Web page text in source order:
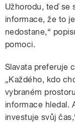
Užhorodu, teď se
informace, že to
nedostane,“
pomoci.
Slavata preferuje
„Každého, kdo
vybraném
informace hledal.
investuje svůj